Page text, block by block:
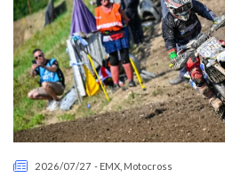
2026/07/27 - EMX Motocross